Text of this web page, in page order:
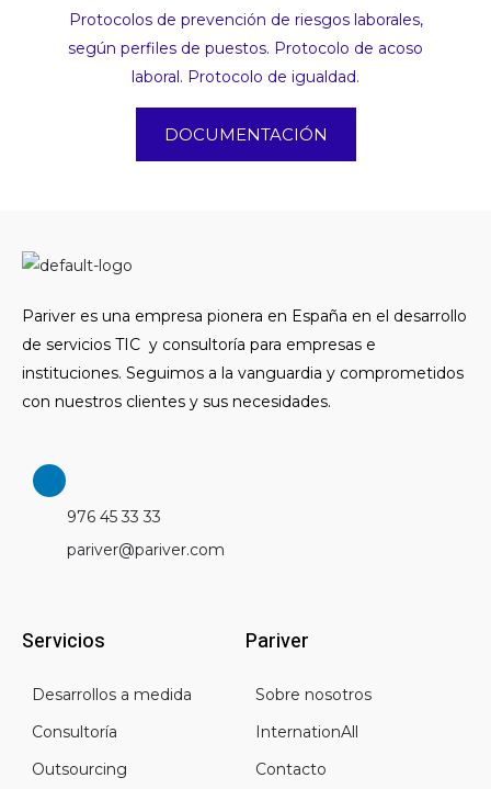
Protocolos de prevención de riesgos laborales,
según perfiles de puestos. Protocolo de acoso
laboral. Protocolo de igualdad.
DOCUMENTACIÓN
Pariver es una empresa pionera en España en el desarrollo
de servicios TIC y consultoría para empresas e
instituciones. Seguimos a la vanguardia y comprometidos
con nuestros clientes y sus necesidades.
L
n
976 45 33 33
pariver@pariver.com
Servicios
Desarrollos a medida
Consultoría
Outsourcing
Pariver
Sobre nosotros
InternationAll
Contacto